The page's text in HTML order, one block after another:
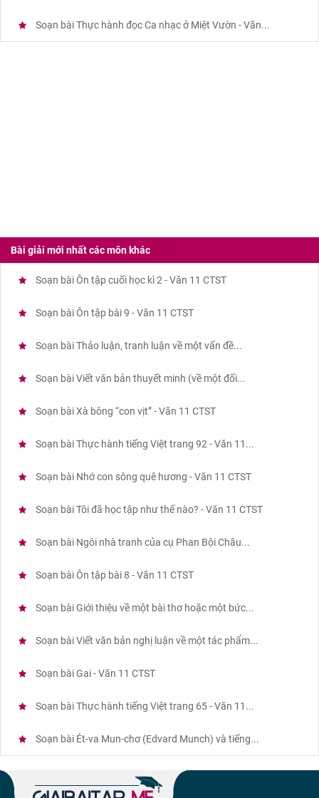
Soạn bài Thực hành đọc Ca nhạc ở Miệt Vườn - Văn...
Bài giải mới nhất các môn khác
Soạn bài Ôn tập cuối học kì 2 - Văn 11 CTST
Soạn bài Ôn tập bài 9 - Văn 11 CTST
Soạn bài Thảo luận, tranh luận về một vấn đề...
Soạn bài Viết văn bản thuyết minh (về một đối...
Soạn bài Xà bông “con vịt” - Văn 11 CTST
Soạn bài Thực hành tiếng Việt trang 92 - Văn 11...
Soạn bài Nhớ con sông quê hương - Văn 11 CTST
Soạn bài Tôi đã học tập như thế nào? - Văn 11 CTST
Soạn bài Ngôi nhà tranh của cụ Phan Bội Châu...
Soạn bài Ôn tập bài 8 - Văn 11 CTST
Soạn bài Giới thiệu về một bài thơ hoặc một bức...
Soạn bài Viết văn bản nghị luận về một tác phẩm...
Soạn bài Gai - Văn 11 CTST
Soạn bài Thực hành tiếng Việt trang 65 - Văn 11...
Soạn bài Ét-va Mun-chơ (Edvard Munch) và tiếng...